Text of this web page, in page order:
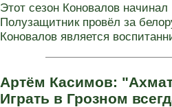
Этот сезон Коновалов
Полузащитник провёл за
Коновалов является
Артём Касимов:
Играть в Грозном